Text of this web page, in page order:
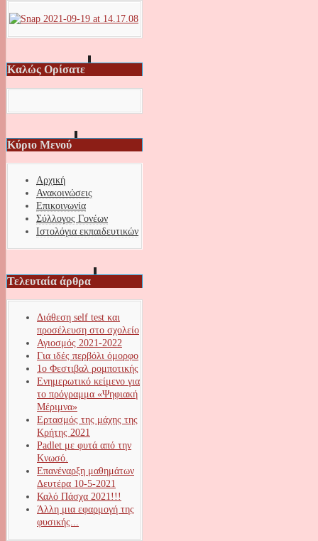
Καλώς Ορίσατε
Κύριο Μενού
Αρχική
Ανακοινώσεις
Επικοινωνία
Σύλλογος Γονέων
Ιστολόγια εκπαιδευτικών
Τελευταία άρθρα
Διάθεση self test και
προσέλευση στο σχολείο
Αγιοσμός 2021-2022
Για ιδές περβόλι όμορφο
1ο Φεστιβαλ ρομποτικής
Ενημερωτικό κείμενο για
το πρόγραμμα «Ψηφιακή
Μέριμνα»
Ερτασμός της μάχης της
Κρήτης 2021
Padlet με φυτά από την
Κνωσό.
Επανέναρξη μαθημάτων
Δευτέρα 10-5-2021
Καλό Πάσχα 2021!!!
Άλλη μια εφαρμογή της
φυσικής...